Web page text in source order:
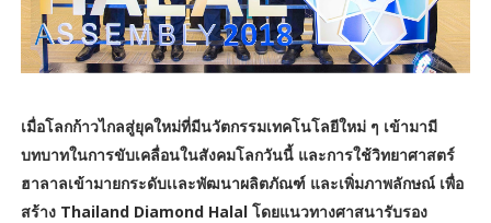
เมื่อโลกก้าวไกลสู่ยุคใหม่ที่มีนวัตกรรมเทคโนโลยีใหม่ ๆ เข้ามามี
บทบาทในการขับเคลื่อนในสังคมโลกวันนี้ และการใช้วิทยาศาสตร์
ฮาลาลเข้ามายกระดับเเละพัฒนาผลิตภัณฑ์ และเพิ่มภาพลักษณ์ เพื่อ
สร้าง Thailand Diamond Halal โดยแนวทางศาสนารับรอง